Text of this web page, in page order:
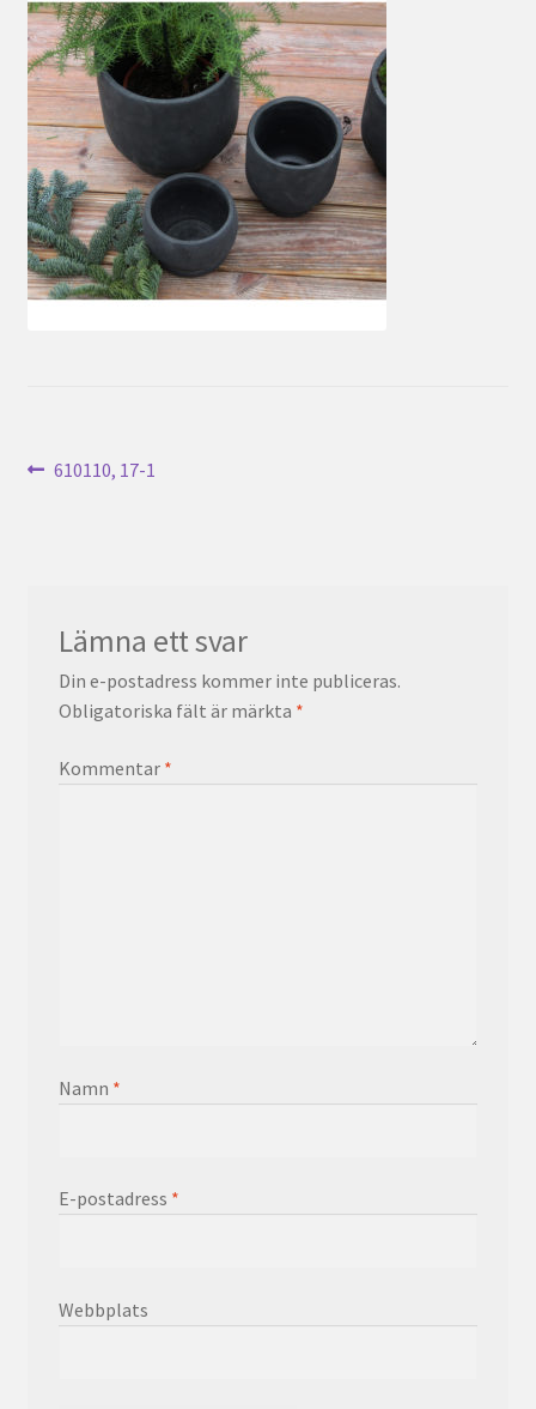
Inläggsnavigering
Föregående
610110, 17-1
Lämna ett svar
Din e-postadress kommer inte publiceras.
Obligatoriska fält är märkta *
Kommentar *
Namn *
E-postadress *
Webbplats